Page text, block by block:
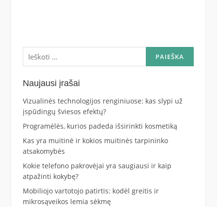
Ieškoti:
Naujausi įrašai
Vizualinės technologijos renginiuose: kas slypi už
įspūdingų šviesos efektų?
Programėlės, kurios padeda išsirinkti kosmetiką
Kas yra muitinė ir kokios muitinės tarpininko
atsakomybės
Kokie telefono pakrovėjai yra saugiausi ir kaip
atpažinti kokybę?
Mobiliojo vartotojo patirtis: kodėl greitis ir
mikrosąveikos lemia sėkmę